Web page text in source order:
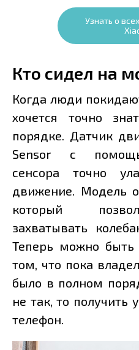
Узнать о
Кто сидел на
Когда люди
хочется точно
порядке. Датчик
Sensor с
сенсора точно
движение. Модель
который
захватывать
Теперь можно
том, что пока
было в полном
не так, то получить
телефон.